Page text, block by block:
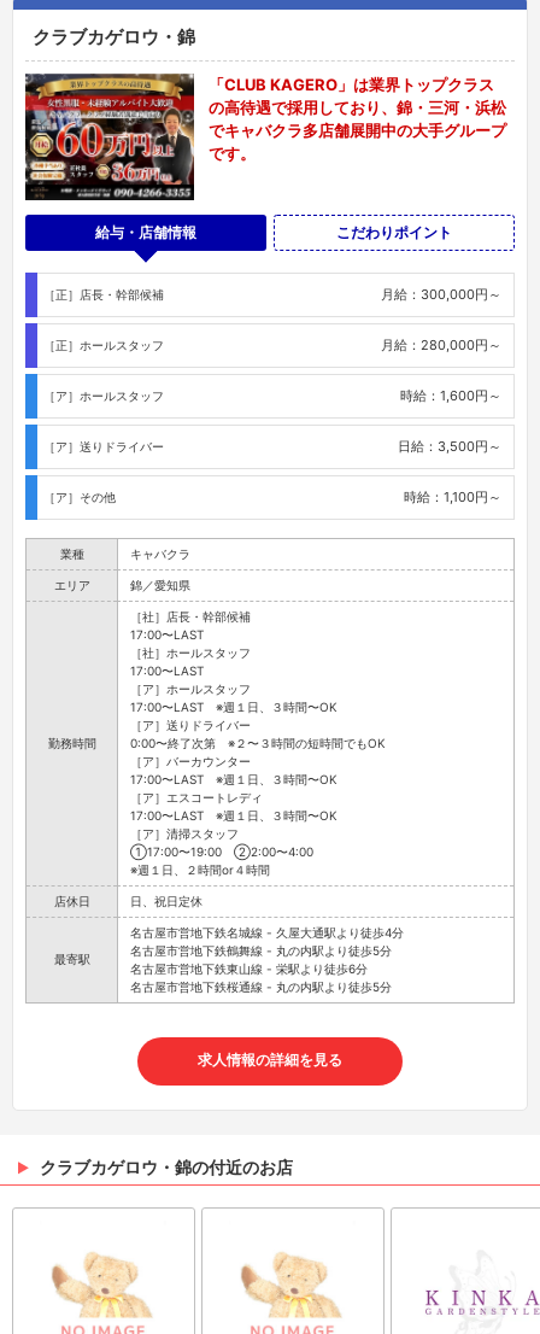
クラブカゲロウ・錦
「CLUB KAGERO」は業界トップクラス
の高待遇で採用しており、錦・三河・浜松
でキャバクラ多店舗展開中の大手グループ
です。
給与・店舗情報 こだわりポイント
［正］店長・幹部候補 月給：300,000円～
［正］ホールスタッフ 月給：280,000円～
［ア］ホールスタッフ 時給：1,600円～
［ア］送りドライバー 日給：3,500円～
［ア］その他 時給：1,100円～
業種 キャバクラ
エリア 錦／愛知県
勤務時間
［社］店長・幹部候補
17:00〜LAST
［社］ホールスタッフ
17:00〜LAST
［ア］ホールスタッフ
17:00〜LAST ※週１日、３時間〜OK
［ア］送りドライバー
0:00〜終了次第 ※２〜３時間の短時間でもOK
［ア］バーカウンター
17:00〜LAST ※週１日、３時間〜OK
［ア］エスコートレディ
17:00〜LAST ※週１日、３時間〜OK
［ア］清掃スタッフ
①17:00〜19:00 ②2:00〜4:00
※週１日、２時間or４時間
店休日 日、祝日定休
最寄駅
名古屋市営地下鉄名城線 - 久屋大通駅より徒歩4分
名古屋市営地下鉄鶴舞線 - 丸の内駅より徒歩5分
名古屋市営地下鉄東山線 - 栄駅より徒歩6分
名古屋市営地下鉄桜通線 - 丸の内駅より徒歩5分
求人情報の詳細を見る
クラブカゲロウ・錦の付近のお店